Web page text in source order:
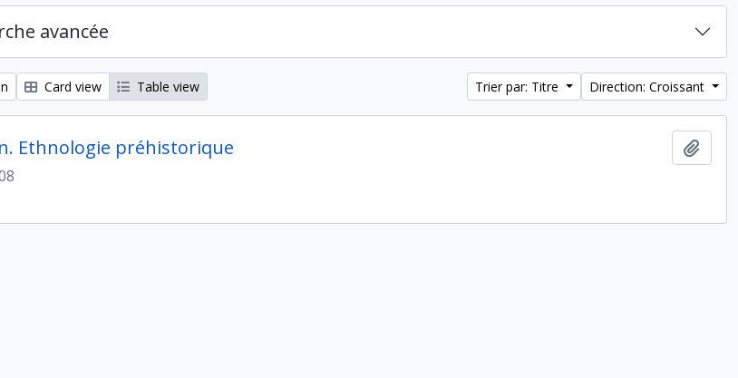
avancée
Card view Table view Trier par: Titre Direction: Croissant
Ethnologie préhistorique